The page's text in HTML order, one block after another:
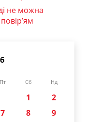
не можна
Пт Сб Нд
1
2
7 8
9